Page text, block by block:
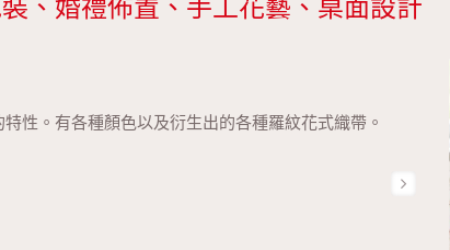
性。有各種顏色以及衍生出的各種羅紋花式織帶。